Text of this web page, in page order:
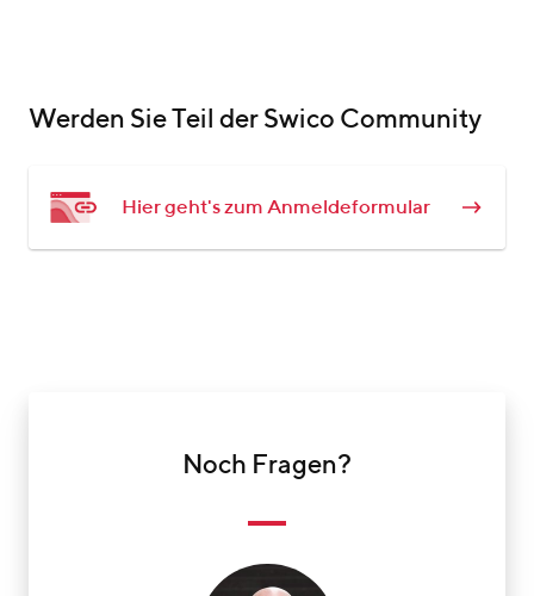
Werden Sie Teil der Swico Community
Hier geht's zum Anmeldeformular
Noch Fragen?